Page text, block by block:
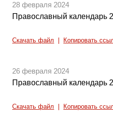
28 февраля 2024
Православный календарь
Скачать файл Копировать
26 февраля 2024
Православный календарь
Скачать файл Копировать